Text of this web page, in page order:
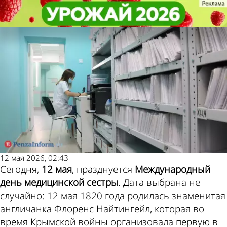
12 мая - Международный день
медицинской сестры
Не забудь!
12 мая 2026, 02:43
Сегодня, 12 мая, празднуется Международный
день медицинской сестры. Дата выбрана не
случайно: 12 мая 1820 года родилась знаменитая
англичанка Флоренс Найтингейл, которая во
время Крымской войны организовала первую в
12 мая - Международный день
медицинской сестры
Не забудь!
Погода и курсы
валют в Пензе